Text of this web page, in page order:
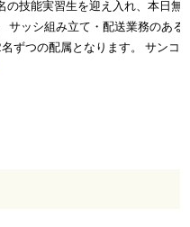
技能実習生を迎え入れ、本日無
サッシ組み立て・配送業務のある
ずつの配属となります。 サンコ